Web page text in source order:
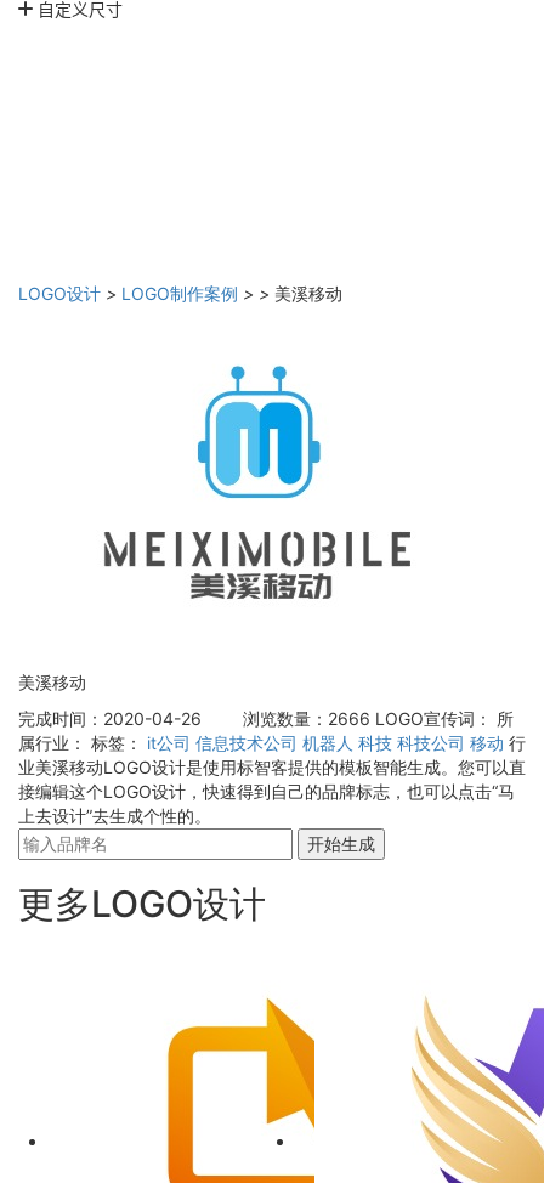
LOGO设计 > LOGO制作案例 > > 美溪移动
美溪移动
完成时间：2020-04-26
浏览数量：2666 LOGO宣传词：
所
属行业： 标签： it公司 信息技术公司 机器人 科技 科技公司 移动 行
业美溪移动LOGO设计是使用标智客提供的模板智能生成。您可以直
接编辑这个LOGO设计，快速得到自己的品牌标志，也可以点击“马
上去设计”去生成个性的。
开始生成
更多LOGO设计